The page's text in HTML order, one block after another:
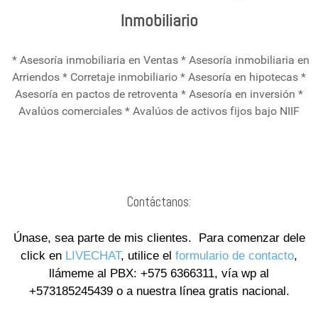
Inmobiliario
* Asesoría inmobiliaria en Ventas * Asesoría inmobiliaria en
Arriendos * Corretaje inmobiliario * Asesoría en hipotecas *
Asesoría en pactos de retroventa * Asesoría en inversión *
Avalúos comerciales * Avalúos de activos fijos bajo NIIF
Contáctanos:
Únase, sea parte de mis clientes. Para comenzar dele
click en LIVECHAT, utilice el formulario de contacto,
llámeme al PBX: +575 6366311, vía wp al
+573185245439 o a nuestra línea gratis nacional.